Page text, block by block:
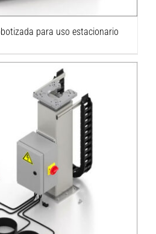
para uso estacionario
TCP/IP 24V